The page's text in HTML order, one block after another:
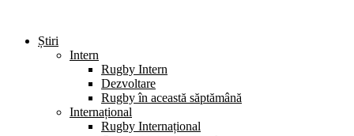
Știri
Intern
Rugby Intern
Dezvoltare
Rugby în această săptămână
Internațional
Rugby Internațional